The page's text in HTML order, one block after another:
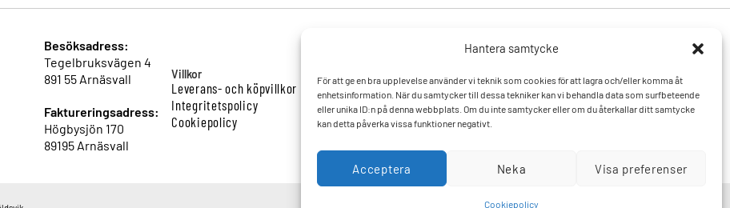
Hantera samtycke
För att ge en bra upplevelse använder vi teknik som cookies för att lagra och/eller komma åt
enhetsinformation. När du samtycker till dessa tekniker kan vi behandla data som surfbeteende
eller unika ID:n på denna webbplats. Om du inte samtycker eller om du återkallar ditt samtycke
kan detta påverka vissa funktioner negativt.
Acceptera Neka Visa preferenser
Cookiepolicy
Besöksadress:
Tegelbruksvägen 4
891 55 Arnäsvall
Faktureringsadress:
Högbysjön 170
89195 Arnäsvall
Villkor
Leverans- och köpvillkor
Integritetspolicy
Cookiepolicy
Varumärken
Mitt konto
Vanliga frågor och svar
Kontakta oss
Hitta till oss